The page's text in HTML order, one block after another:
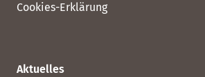
Cookies-Erklärung
Aktuelles